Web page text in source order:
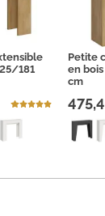
181
Petite
en
cm